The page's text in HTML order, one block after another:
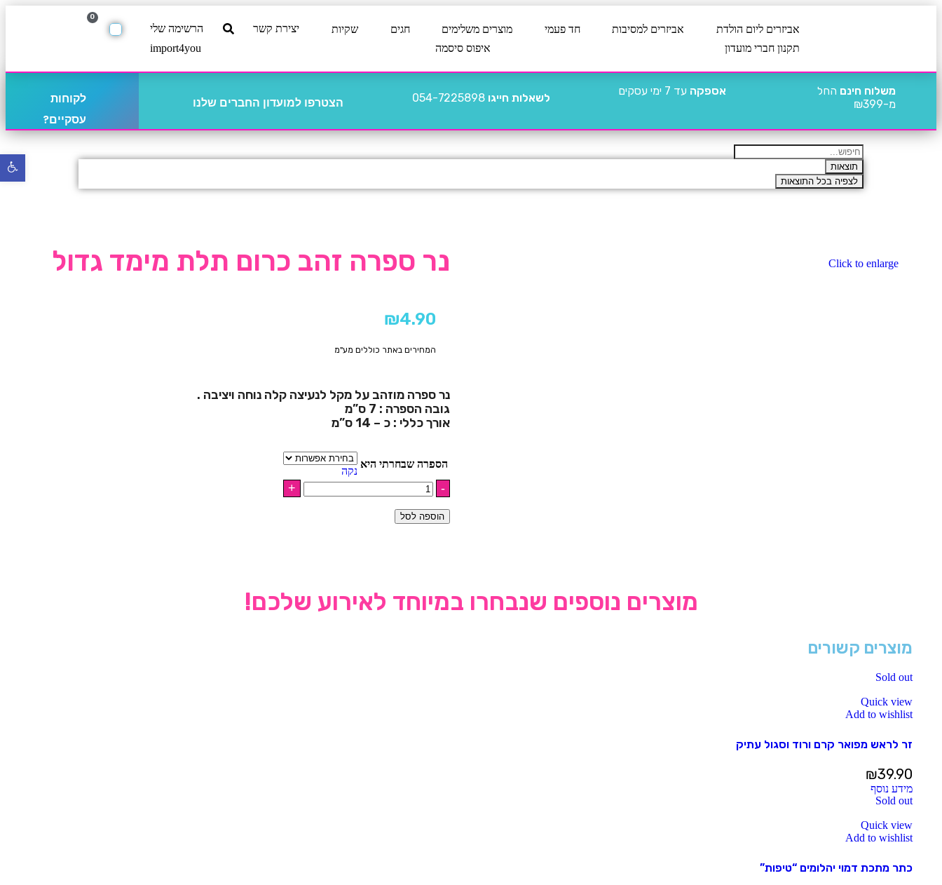
אביזרים ליום הולדת אביזרים למסיבות חד פעמי מוצרים משלימים חגים שקיות יצירת קשר
הרשימה שלי
תקנון חברי מועדון
איפוס סיסמה import4you
0
משלוח חינם החל
מ-₪399
אספקה עד 7 ימי עסקים
לשאלות חייגו 054-7225898 הצטרפו למועדון החברים שלנו
לקוחות
עסקיים?
תוצאות
לצפיה בכל התוצאות
Click to enlarge נר ספרה זהב כרום תלת מימד גדול
₪4.90
המחירים באתר כוללים מע"מ
נר ספרה מוזהב על מקל לנעיצה קלה נוחה ויציבה .
גובה הספרה : 7 ס”מ
אורך כללי : כ – 14 ס”מ
הספרה שבחרתי היא
נקה
הוספה לסל
מוצרים נוספים שנבחרו במיוחד לאירוע שלכם!
מוצרים קשורים
Sold out
Quick view
Add to wishlist
זר לראש מפואר קרם ורוד וסגול עתיק
₪39.90
מידע נוסף
Sold out
Quick view
Add to wishlist
כתר מתכת דמוי יהלומים “טיפות”
פתח